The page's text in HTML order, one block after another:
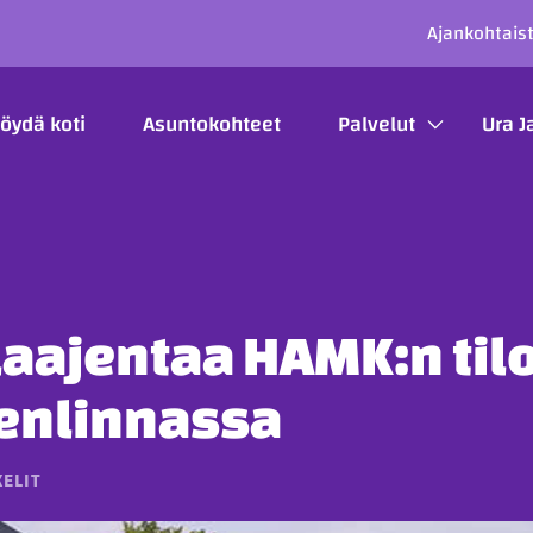
koti Asuntokohteet Palvelut Ura
HAMK:n